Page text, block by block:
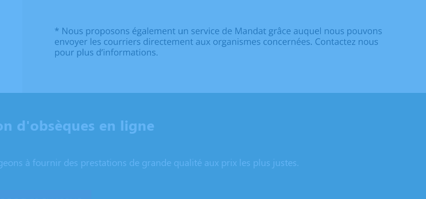
d'obsèques en ligne
à fournir des prestations de grande qualité aux prix les plus justes.